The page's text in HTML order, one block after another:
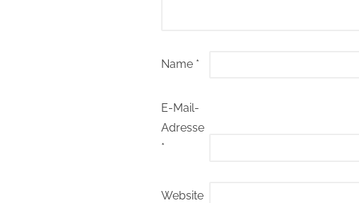
Name *
E-Mail-
Adresse
*
Website